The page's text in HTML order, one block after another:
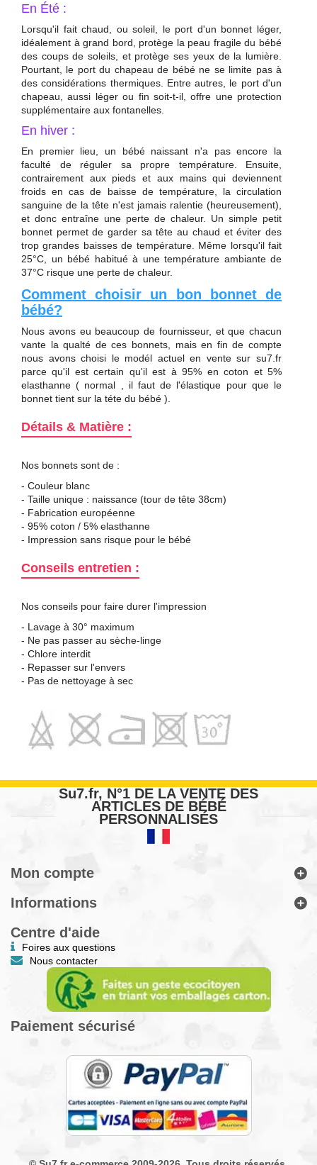
En Été :
Lorsqu'il fait chaud, ou soleil, le port d'un bonnet léger,
idéalement à grand bord, protège la peau fragile du bébé
des coups de soleils, et protège ses yeux de la lumière.
Pourtant, le port du chapeau de bébé ne se limite pas à
des considérations thermiques. Entre autres, le port d'un
chapeau, aussi léger ou fin soit-t-il, offre une protection
supplémentaire aux fontanelles.
En hiver :
En premier lieu, un bébé naissant n'a pas encore la
faculté de réguler sa propre température. Ensuite,
contrairement aux pieds et aux mains qui deviennent
froids en cas de baisse de température, la circulation
sanguine de la tête n'est jamais ralentie (heureusement),
et donc entraîne une perte de chaleur. Un simple petit
bonnet permet de garder sa tête au chaud et éviter des
trop grandes baisses de température. Même lorsqu'il fait
25°C, un bébé habitué à une température ambiante de
37°C risque une perte de chaleur.
Comment choisir un bon bonnet de
bébé?
Nous avons eu beaucoup de fournisseur, et que chacun
vante la qualté de ces bonnets, mais en fin de compte
nous avons choisi le modél actuel en vente sur su7.fr
parce qu'il est certain qu'il est à 95% en coton et 5%
elasthanne ( normal , il faut de l'élastique pour que le
bonnet tient sur la téte du bébé ).
Détails & Matière :
Nos bonnets sont de :
- Couleur blanc
- Taille unique : naissance (tour de tête 38cm)
- Fabrication européenne
- 95% coton / 5% elasthanne
- Impression sans risque pour le bébé
Conseils entretien :
Nos conseils pour faire durer l'impression
- Lavage à 30° maximum
- Ne pas passer au sèche-linge
- Chlore interdit
- Repasser sur l'envers
- Pas de nettoyage à sec
Su7.fr, N°1 DE LA VENTE DES
ARTICLES DE BÉBÉ
PERSONNALISÉS
Mon compte
Informations
Centre d'aide
Foires aux questions
Nous contacter
Paiement sécurisé